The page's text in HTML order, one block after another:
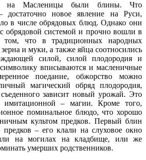
на Масленицы были блины. Что
достаточно новое явление на Руси,
в числе обрядовых блюд. Однако они
обрядовой системой и прочно вошли в
что в традиционных народных
и муки, а также яйца соотносились
силой, силой плодородия и
вписываются и масленичные
поедание, обжорство можно
магический обряд плодородия,
съеденного зависит новый урожай. Это
имитационной – магии. Кроме того,
поминальное блюдо, что хорошо
культом предков. Первый блин
предков – его клали на слуховое окно
на могилах на кладбище, или же
умерших родственников.